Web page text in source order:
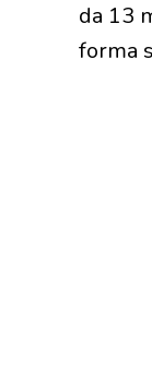
da 13
forma